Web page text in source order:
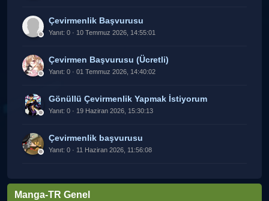
Çevirmenlik Başvurusu
Yanıt: 0 · 10 Temmuz 2026, 14:55:01
Çevirmen Başvurusu (Ücretli)
Yanıt: 0 · 01 Temmuz 2026, 14:40:02
Gönüllü Çevirmenlik Yapmak İstiyorum
Yanıt: 0 · 19 Haziran 2026, 15:30:13
Çevirmenlik başvurusu
Yanıt: 0 · 11 Haziran 2026, 11:56:08
Manga-TR Genel